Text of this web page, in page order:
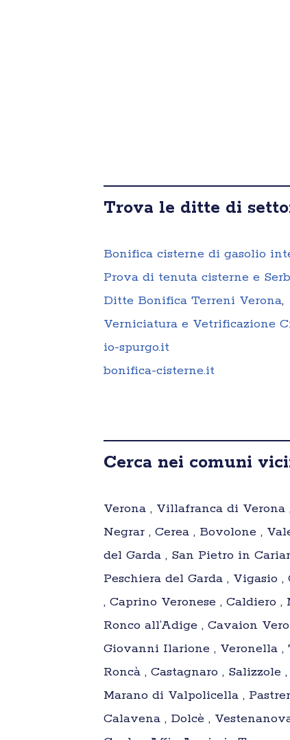
Trova le ditte di
Bonifica cisterne di gasolio
Prova di tenuta cisterne e
Ditte Bonifica Terreni Verona,
Verniciatura e Vetrificazione
io-spurgo.it
bonifica-cisterne.it
Cerca nei comuni
Verona , Villafranca di Verona
Negrar , Cerea , Bovolone ,
del Garda , San Pietro in
Peschiera del Garda , Vigasio
, Caprino Veronese , Caldiero
Ronco all’Adige , Cavaion
Giovanni Ilarione , Veronella ,
Roncà , Castagnaro , Salizzole
Marano di Valpolicella ,
Calavena , Dolcè ,